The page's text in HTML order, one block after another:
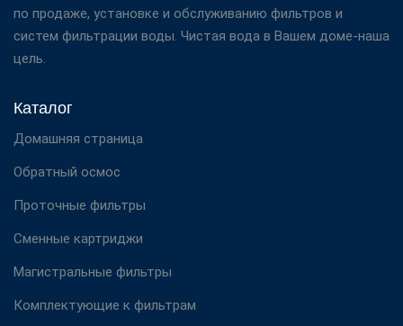
по продаже, установке и обслуживанию фильтров и
систем фильтрации воды. Чистая вода в Вашем доме-наша
цель.
Каталог
Домашняя страница
Обратный осмос
Проточные фильтры
Сменные картриджи
Магистральные фильтры
Комплектующие к фильтрам